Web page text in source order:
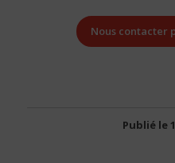
Nous contacter
Publié le